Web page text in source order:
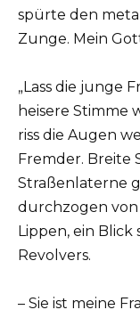
spürte den
Zunge. Mein
„Lass die junge
heisere Stimme
riss die Augen
Fremder. Breite
Straßenlaterne
durchzogen von
Lippen, ein Blick
Revolvers.
– Sie ist meine